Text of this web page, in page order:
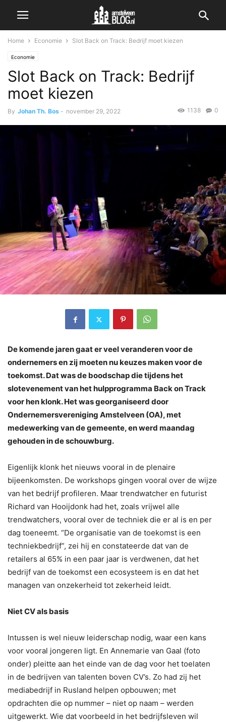
Home Economie Slot Back on Track: Bedrijf moet kiezen
Economie
Slot Back on Track: Bedrijf
moet kiezen
By Johan Th. Bos - november 29, 2022 0
1138
De komende jaren gaat er veel veranderen voor de
ondernemers en zij moeten nu keuzes maken voor de
toekomst. Dat was de boodschap die tijdens het
slotevenement van het hulpprogramma Back on Track
voor hen klonk. Het was georganiseerd door
Ondernemersvereniging Amstelveen (OA), met
medewerking van de gemeente, en werd maandag
gehouden in de schouwburg.
Eigenlijk klonk het nieuws vooral in de plenaire
bijeenkomsten. De workshops gingen vooral over de wijze
van het bedrijf profileren. Maar trendwatcher en futurist
Richard van Hooijdonk had het, zoals vrijwel alle
trendwatchers, vooral over de techniek die er al is en per
dag toeneemt. “De organisatie van de toekomst is een
techniekbedrijf”, zei hij en constateerde dat van de
retailers al 65% in een paar jaar is verdwenen, dat het
bedrijf van de toekomst een ecosysteem is en dat het
managen van onzekerheid tot zekerheid leidt.
Niet CV als basis
Intussen is wel nieuw leiderschap nodig, waar een kans
voor vooral jongeren ligt. En Annemarie van Gaal (foto
onder) pleitte aan het einde van de dag voor het toelaten
in de bedrijven van talenten boven CV’s. Zo had zij het
mediabedrijf in Rusland helpen opbouwen; met
opdrachten die op nummer – niet op naam – werden
uitgewerkt. Wie dat voorbeeld in het bedrijfsleven wil